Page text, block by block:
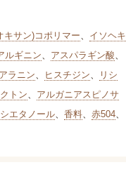
キサン)コポリマー、 イソヘキ
ルギニン、 アスパラギン酸、
ラニン、 ヒスチジン、
リシ
トン、 アルガニアスピノサ
エタノール、 香料、 赤504、